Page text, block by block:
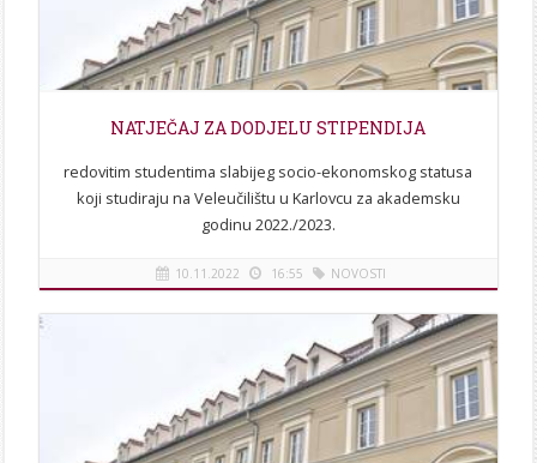
NATJEČAJ ZA DODJELU STIPENDIJA
redovitim studentima slabijeg socio-ekonomskog statusa
koji studiraju na Veleučilištu u Karlovcu za akademsku
godinu 2022./2023.
10.11.2022 16:55 NOVOSTI